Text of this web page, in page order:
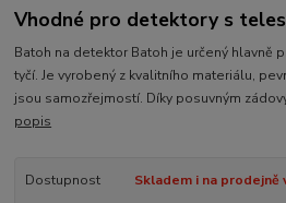
Vhodné pro detektory s
Batoh na detektor Batoh je určený hlavně
tyčí. Je vyrobený z kvalitního materiálu,
jsou samozřejmostí. Díky posuvným
popis
Dostupnost Skladem i na prodejně